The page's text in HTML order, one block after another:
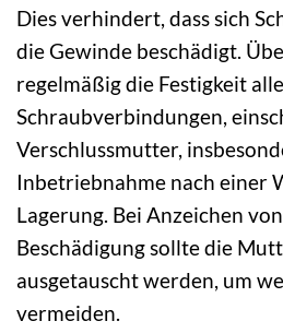
Dies verhindert, dass sich
die Gewinde beschädigt.
regelmäßig die Festigkeit
Schraubverbindungen,
Verschlussmutter,
Inbetriebnahme nach einer
Lagerung. Bei Anzeichen
Beschädigung sollte die
ausgetauscht werden, um
vermeiden.